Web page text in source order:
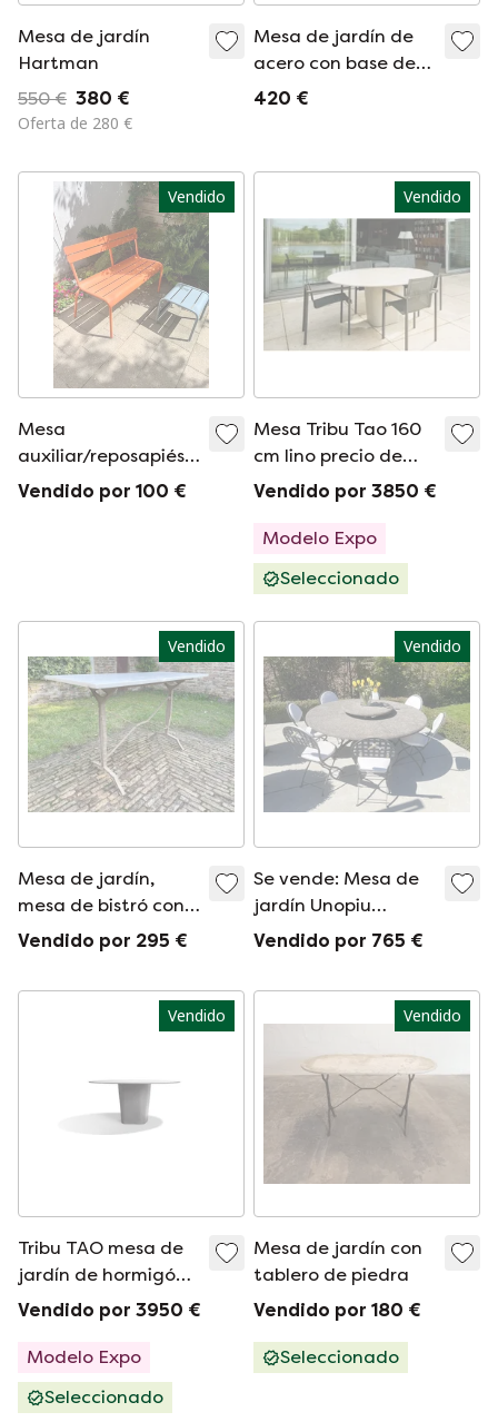
Mesa de jardín
Hartman
550 € 380 €
Oferta de 280 €
Mesa de jardín de
acero con base de
hierro fundido -
420 €
Vendido
Mesa
auxiliar/reposapiés
Fermob
Luxemburgo
Vendido por 100 €
Vendido
Mesa Tribu Tao 160
cm lino precio de
lista 6.615 €
Vendido por 3850 €
Modelo Expo
Seleccionado
Vendido
Mesa de jardín,
mesa de bistró con
mármol, estilo Art
Déco francés.
Vendido por 295 €
Vendido
Se vende: Mesa de
jardín Unopiu
modelo Thor
Vendido por 765 €
Vendido
Tribu TAO mesa de
jardín de hormigón
160cm Monica
Vendido por 3950 €
Modelo Expo
Seleccionado
Vendido
Mesa de jardín con
tablero de piedra
Vendido por 180 €
Seleccionado